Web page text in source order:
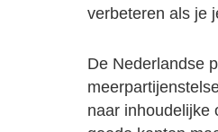
verbeteren als je
De Nederlandse
naar inhoudelijke